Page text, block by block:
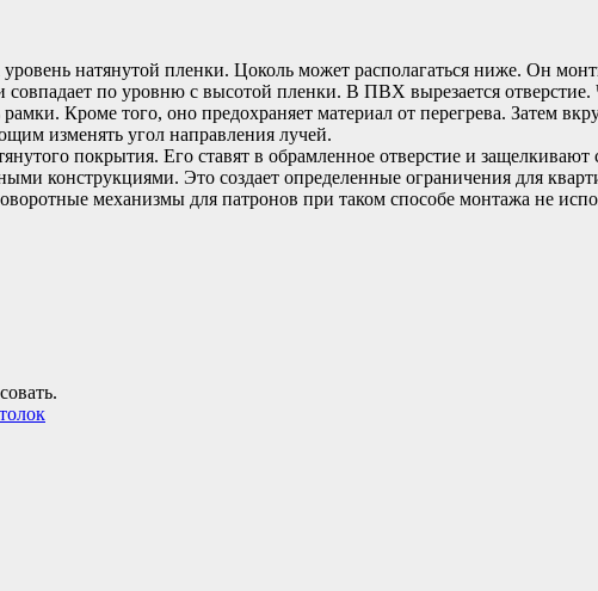
натянутой пленки. Цоколь может располагаться ниже. Он
по уровню с высотой пленки. В ПВХ вырезается отверстие.
Кроме того, оно предохраняет материал от перегрева. Затем
изменять угол направления лучей.
покрытия. Его ставят в обрамленное отверстие и
конструкциями. Это создает определенные ограничения для
механизмы для патронов при таком способе монтажа не